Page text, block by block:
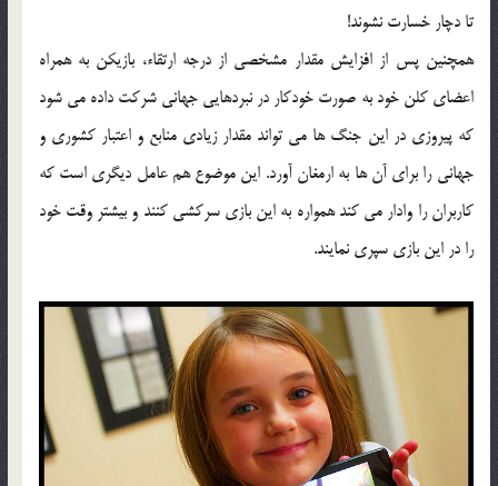
تا دچار خسارت نشوند!
همچنین پس از افزایش مقدار مشخصی از درجه ارتقاء، بازیکن به همراه
اعضای کلن خود به صورت خودکار در نبردهایی جهانی شرکت داده می شود
که پیروزی در این جنگ ها می تواند مقدار زیادی منابع و اعتبار کشوری و
جهانی را برای آن ها به ارمغان آورد. این موضوع هم عامل دیگری است که
کاربران را وادار می کند همواره به این بازی سرکشی کنند و بیشتر وقت خود
را در این بازی سپری نمایند.